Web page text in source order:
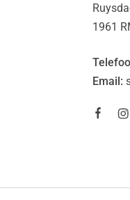
1961
Email: